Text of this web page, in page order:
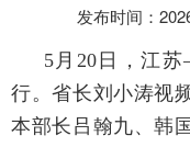
发布时间：
5月20日，江
行。省长刘小涛视
本部长吕翰九、韩